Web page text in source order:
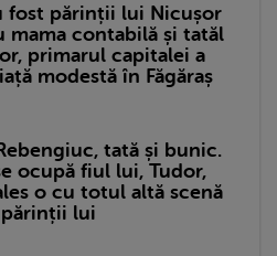
fost părinții lui Nicușor
mama contabilă și tatăl
primarul capitalei a
modestă în Făgăraș
tată și bunic.
ocupă fiul lui, Tudor,
o cu totul altă scenă
lui